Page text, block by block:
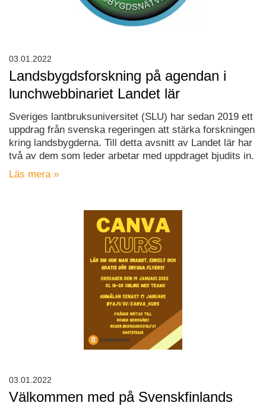
Landsbygdsforskning på agendan i
lunchwebbinariet Landet lär
Sveriges lantbruksuniversitet (SLU) har sedan 2019 ett
uppdrag från svenska regeringen att stärka forskningen
kring landsbygderna. Till detta avsnitt av Landet lär har
två av dem som leder arbetar med uppdraget bjudits in.
Läs mera »
03.01.2022
Välkommen med på Svenskfinlands
03.01.2022